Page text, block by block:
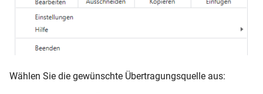
Wählen Sie die gewünschte Übertragungsquelle aus: